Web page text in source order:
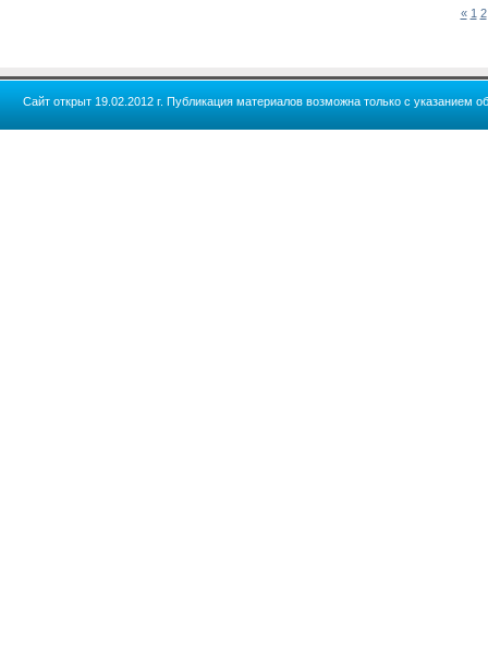
« 1 2
Сайт открыт 19.02.2012 г. Публикация материалов возможна только с